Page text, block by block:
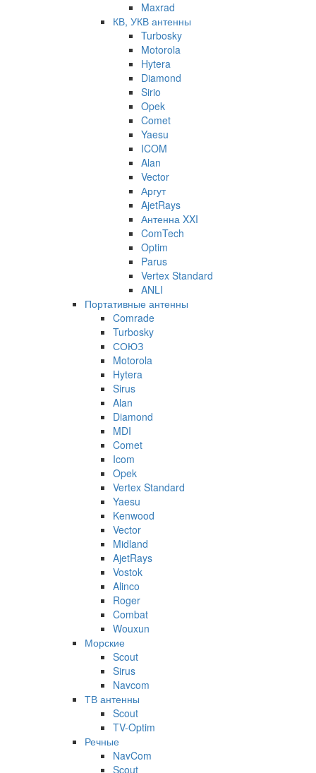
Maxrad
КВ, УКВ антенны
Turbosky
Motorola
Hytera
Diamond
Sirio
Opek
Comet
Yaesu
ICOM
Alan
Vector
Аргут
AjetRays
Антенна XXI
ComTech
Optim
Parus
Vertex Standard
ANLI
Портативные антенны
Comrade
Turbosky
СОЮЗ
Motorola
Hytera
Sirus
Alan
Diamond
MDI
Comet
Icom
Opek
Vertex Standard
Yaesu
Kenwood
Vector
Midland
AjetRays
Vostok
Alinco
Roger
Combat
Wouxun
Морские
Scout
Sirus
Navcom
ТВ антенны
Scout
TV-Optim
Речные
NavCom
Scout